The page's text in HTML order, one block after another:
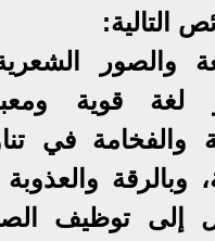
التالية:
والصور
لغة قوية
والفخامة في
وبالرقة
إلى توظيف